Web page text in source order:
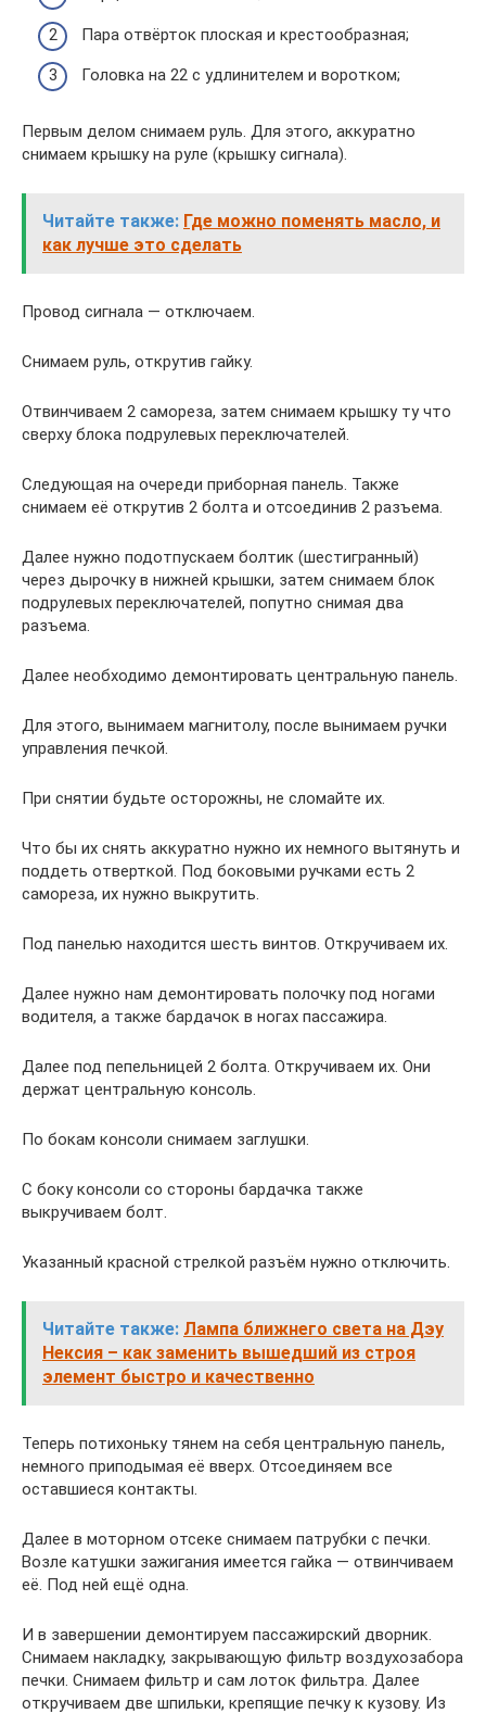
Пара отвёрток плоская и крестообразная;
Головка на 22 с удлинителем и воротком;
Первым делом снимаем руль. Для этого, аккуратно
снимаем крышку на руле (крышку сигнала).
Читайте также: Где можно поменять масло, и
как лучше это сделать
Провод сигнала — отключаем.
Снимаем руль, открутив гайку.
Отвинчиваем 2 самореза, затем снимаем крышку ту что
сверху блока подрулевых переключателей.
Следующая на очереди приборная панель. Также
снимаем её открутив 2 болта и отсоединив 2 разъема.
Далее нужно подотпускаем болтик (шестигранный)
через дырочку в нижней крышки, затем снимаем блок
подрулевых переключателей, попутно снимая два
разъема.
Далее необходимо демонтировать центральную панель.
Для этого, вынимаем магнитолу, после вынимаем ручки
управления печкой.
При снятии будьте осторожны, не сломайте их.
Что бы их снять аккуратно нужно их немного вытянуть и
поддеть отверткой. Под боковыми ручками есть 2
самореза, их нужно выкрутить.
Под панелью находится шесть винтов. Откручиваем их.
Далее нужно нам демонтировать полочку под ногами
водителя, а также бардачок в ногах пассажира.
Далее под пепельницей 2 болта. Откручиваем их. Они
держат центральную консоль.
По бокам консоли снимаем заглушки.
С боку консоли со стороны бардачка также
выкручиваем болт.
Указанный красной стрелкой разъём нужно отключить.
Читайте также: Лампа ближнего света на Дэу
Нексия – как заменить вышедший из строя
элемент быстро и качественно
Теперь потихоньку тянем на себя центральную панель,
немного приподымая её вверх. Отсоединяем все
оставшиеся контакты.
Далее в моторном отсеке снимаем патрубки с печки.
Возле катушки зажигания имеется гайка — отвинчиваем
её. Под ней ещё одна.
И в завершении демонтируем пассажирский дворник.
Снимаем накладку, закрывающую фильтр воздухозабора
печки. Снимаем фильтр и сам лоток фильтра. Далее
откручиваем две шпильки, крепящие печку к кузову. Из